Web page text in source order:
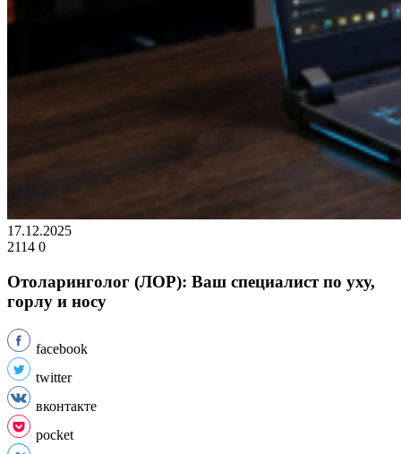
17.12.2025
2114 0
Отоларинголог (ЛОР): Ваш специалист по уху,
горлу и носу
facebook
twitter
вконтакте
pocket